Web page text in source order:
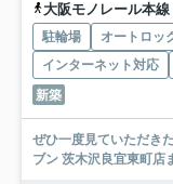
大阪モノレール本
駐輪場 オートロッ
インターネット対応
新築
ぜひ一度見ていただき
ブン 茨木沢良宜東町店